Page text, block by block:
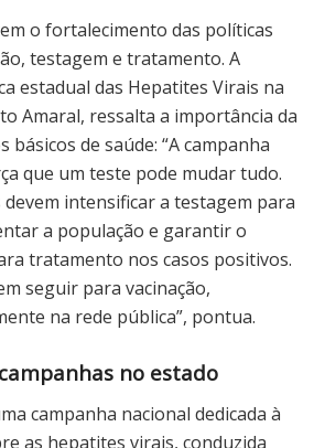
o fortalecimento das políticas
testagem e tratamento. A
estadual das Hepatites Virais na
Amaral, ressalta a importância da
básicos de saúde: “A campanha
que um teste pode mudar tudo.
devem intensificar a testagem para
a população e garantir o
tratamento nos casos positivos.
seguir para vacinação,
na rede pública”, pontua.
no estado
campanha nacional dedicada à
as hepatites virais, conduzida